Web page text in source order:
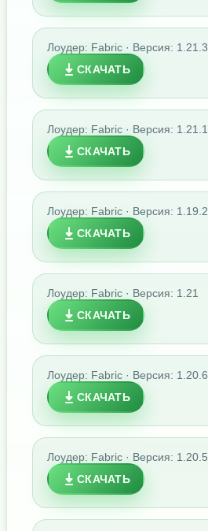
Лоудер: Fabric · Версия: 1.21.3
СКАЧАТЬ
Лоудер: Fabric · Версия: 1.21.1
СКАЧАТЬ
Лоудер: Fabric · Версия: 1.19.2
СКАЧАТЬ
Лоудер: Fabric · Версия: 1.21
СКАЧАТЬ
Лоудер: Fabric · Версия: 1.20.6
СКАЧАТЬ
Лоудер: Fabric · Версия: 1.20.5
СКАЧАТЬ